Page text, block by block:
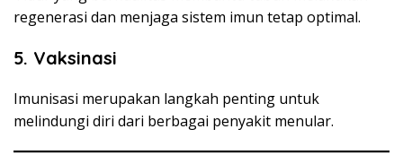
regenerasi dan menjaga sistem imun tetap optimal.
5. Vaksinasi
Imunisasi merupakan langkah penting untuk
melindungi diri dari berbagai penyakit menular.